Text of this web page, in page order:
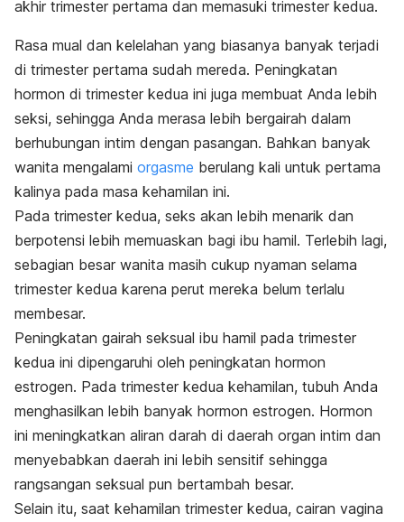
akhir trimester pertama dan memasuki trimester kedua.
Rasa mual dan kelelahan yang biasanya banyak terjadi
di trimester pertama sudah mereda. Peningkatan
hormon di trimester kedua ini juga membuat Anda lebih
seksi, sehingga Anda merasa lebih bergairah dalam
berhubungan intim dengan pasangan. Bahkan banyak
wanita mengalami orgasme berulang kali untuk pertama
kalinya pada masa kehamilan ini.
Pada trimester kedua, seks akan lebih menarik dan
berpotensi lebih memuaskan bagi ibu hamil. Terlebih lagi,
sebagian besar wanita masih cukup nyaman selama
trimester kedua karena perut mereka belum terlalu
membesar.
Peningkatan gairah seksual ibu hamil pada trimester
kedua ini dipengaruhi oleh peningkatan hormon
estrogen. Pada trimester kedua kehamilan, tubuh Anda
menghasilkan lebih banyak hormon estrogen. Hormon
ini meningkatkan aliran darah di daerah organ intim dan
menyebabkan daerah ini lebih sensitif sehingga
rangsangan seksual pun bertambah besar.
Selain itu, saat kehamilan trimester kedua, cairan vagina